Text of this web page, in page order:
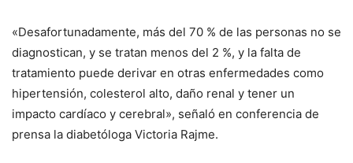
«Desafortunadamente, más del 70 % de las personas no se
diagnostican, y se tratan menos del 2 %, y la falta de
tratamiento puede derivar en otras enfermedades como
hipertensión, colesterol alto, daño renal y tener un
impacto cardíaco y cerebral», señaló en conferencia de
prensa la diabetóloga Victoria Rajme.